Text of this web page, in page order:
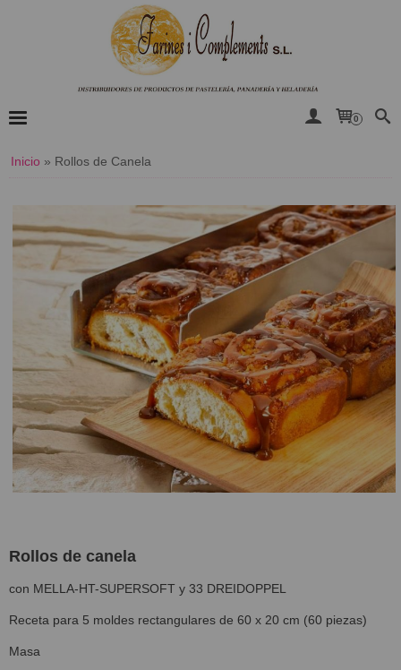
0
Inicio » Rollos de Canela
Rollos de canela
con MELLA-HT-SUPERSOFT y 33 DREIDOPPEL
Receta para 5 moldes rectangulares de 60 x 20 cm (60 piezas)
Masa